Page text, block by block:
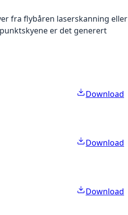
fra flybåren laserskanning eller
er det generert
Download
Download
Download